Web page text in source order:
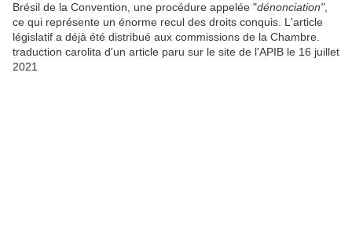
Brésil de la Convention, une procédure appelée "dénonciation",
ce qui représente un énorme recul des droits conquis. L'article
législatif a déjà été distribué aux commissions de la Chambre.
traduction carolita d'un article paru sur le site de l'APIB le 16 juillet
2021